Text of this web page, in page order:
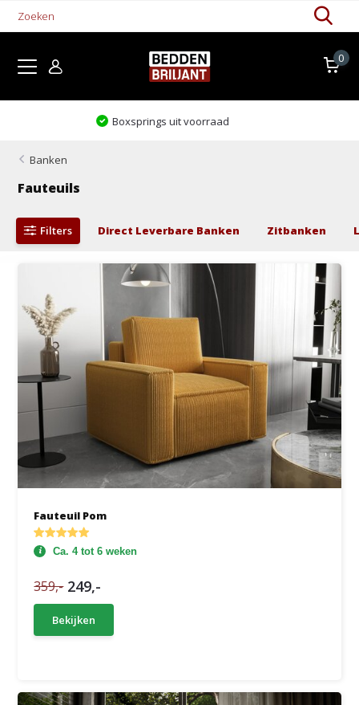
0
Levertijd 1-5 werkdagen
Banken
Fauteuils
Filters Direct Leverbare Banken Zitbanken
Fauteuil Pom
Ca. 4 tot 6 weken
359,- 249,-
Bekijken